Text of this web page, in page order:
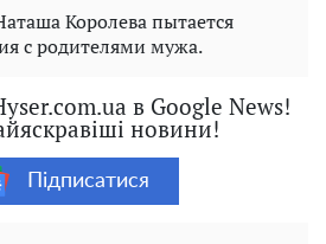
Королева пытается
с родителями мужа.
в Google News!
новини!
Підписатися